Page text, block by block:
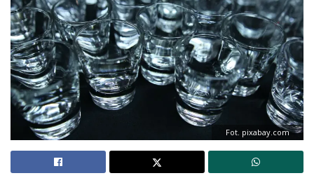
Fot. pixabay.com